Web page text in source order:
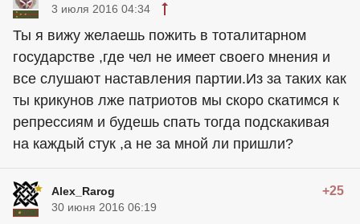
3 июля 2016 04:34
Ты я вижу желаешь пожить в тоталитарном
государстве ,где чел не имеет своего мнения и
все слушают наставления партии.Из за таких как
ты крикунов лже патриотов мы скоро скатимся к
репрессиям и будешь спать тогда подскакивая
на каждый стук ,а не за мной ли пришли?
Alex_Rarog +25
30 июня 2016 06:19